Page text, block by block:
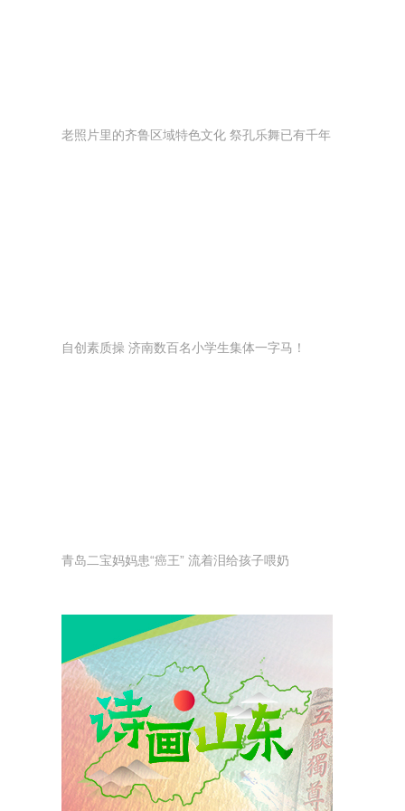
老照片里的齐鲁区域特色文化 祭孔乐舞已有千年
自创素质操 济南数百名小学生集体一字马！
青岛二宝妈妈患“癌王” 流着泪给孩子喂奶